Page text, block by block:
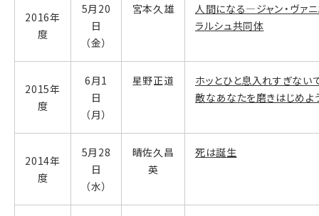
2016年
度
5月20
日
（金）
宮本久雄
人間になる―ジャン・ヴァ
ラルシュ共同体
2015年
度
6月1
日
（月）
星野正道
ホッとひと息入れすぎない
敵なあなたを磨きはじめよ
2014年
度
5月28
日
（水）
晴佐久昌
英
死は誕生